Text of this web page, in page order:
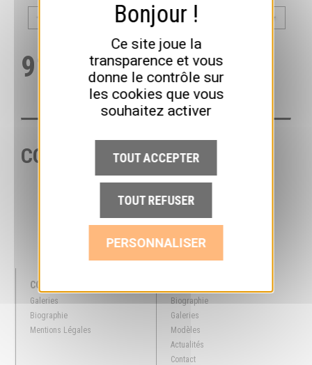
911
COULEURS
COLLECTION
Galeries
Biographie
Mentions Légales
Biographie
Galeries
Modèles
Actualités
Contact
Ce site joue la
transparence et vous
donne le contrôle sur
les cookies que vous
souhaitez activer
TOUT ACCEPTER
TOUT REFUSER
PERSONNALISER